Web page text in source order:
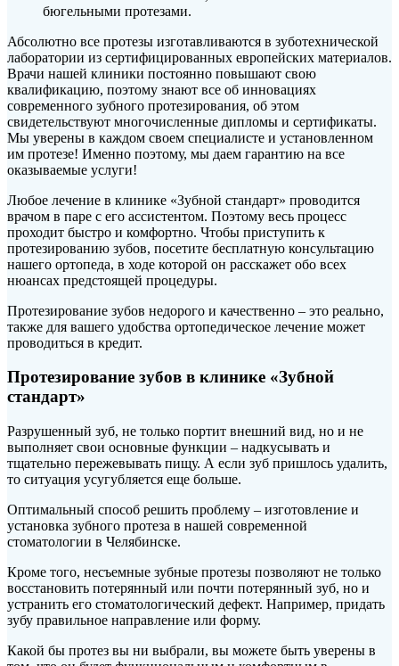
бюгельными протезами.
Абсолютно все протезы изготавливаются в зуботехнической
лаборатории из сертифицированных европейских материалов.
Врачи нашей клиники постоянно повышают свою
квалификацию, поэтому знают все об инновациях
современного зубного протезирования, об этом
свидетельствуют многочисленные дипломы и сертификаты.
Мы уверены в каждом своем специалисте и установленном
им протезе! Именно поэтому, мы даем гарантию на все
оказываемые услуги!
Любое лечение в клинике «Зубной стандарт» проводится
врачом в паре с его ассистентом. Поэтому весь процесс
проходит быстро и комфортно. Чтобы приступить к
протезированию зубов, посетите бесплатную консультацию
нашего ортопеда, в ходе которой он расскажет обо всех
нюансах предстоящей процедуры.
Протезирование зубов недорого и качественно – это реально,
также для вашего удобства ортопедическое лечение может
проводиться в кредит.
Протезирование зубов в клинике «Зубной
стандарт»
Разрушенный зуб, не только портит внешний вид, но и не
выполняет свои основные функции – надкусывать и
тщательно пережевывать пищу. А если зуб пришлось удалить,
то ситуация усугубляется еще больше.
Оптимальный способ решить проблему – изготовление и
установка зубного протеза в нашей современной
стоматологии в Челябинске.
Кроме того, несъемные зубные протезы позволяют не только
восстановить потерянный или почти потерянный зуб, но и
устранить его стоматологический дефект. Например, придать
зубу правильное направление или форму.
Какой бы протез вы ни выбрали, вы можете быть уверены в